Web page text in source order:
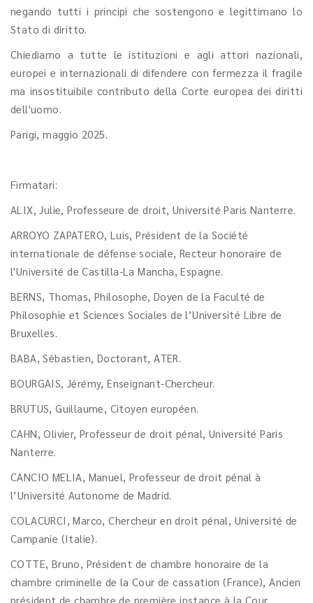
negando tutti i principi che sostengono e legittimano lo
Stato di diritto.
Chiediamo a tutte le istituzioni e agli attori nazionali,
europei e internazionali di difendere con fermezza il fragile
ma insostituibile contributo della Corte europea dei diritti
dell'uomo.
Parigi, maggio 2025.
Firmatari:
ALIX, Julie, Professeure de droit, Université Paris Nanterre.
ARROYO ZAPATERO, Luis, Président de la Société
internationale de défense sociale, Recteur honoraire de
l'Université de Castilla-La Mancha, Espagne.
BERNS, Thomas, Philosophe, Doyen de la Faculté de
Philosophie et Sciences Sociales de l’Université Libre de
Bruxelles.
BABA, Sébastien, Doctorant, ATER.
BOURGAIS, Jérémy, Enseignant-Chercheur.
BRUTUS, Guillaume, Citoyen européen.
CAHN, Olivier, Professeur de droit pénal, Université Paris
Nanterre.
CANCIO MELIA, Manuel, Professeur de droit pénal à
l’Université Autonome de Madrid.
COLACURCI, Marco, Chercheur en droit pénal, Université de
Campanie (Italie).
COTTE, Bruno, Président de chambre honoraire de la
chambre criminelle de la Cour de cassation (France), Ancien
président de chambre de première instance à la Cour